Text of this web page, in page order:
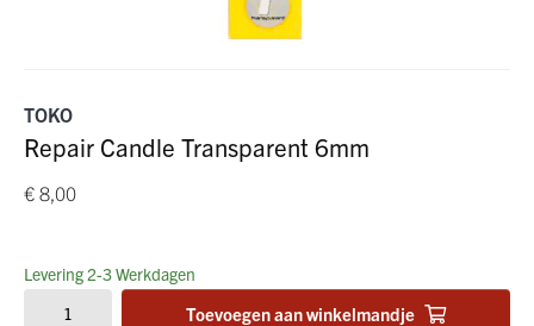
TOKO
Repair Candle Transparent 6mm
€ 8,00
Levering 2-3 Werkdagen
Toevoegen aan winkelmandje